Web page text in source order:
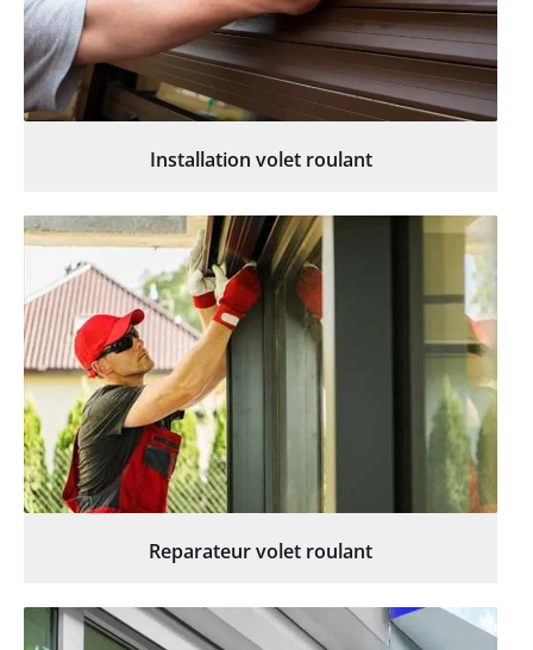
Installation volet roulant
Reparateur volet roulant